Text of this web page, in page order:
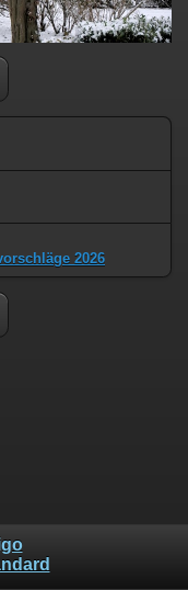
2026